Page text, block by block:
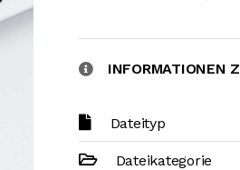
INFORMATIONEN
Dateityp
Dateikategorie